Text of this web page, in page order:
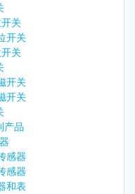
关
开关
关
开关
开关
产品
感器
感器
和表